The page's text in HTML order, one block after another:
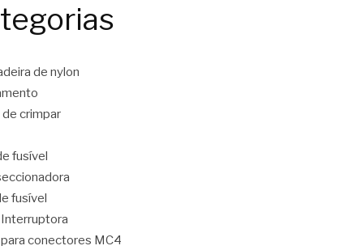
de nylon
crimpar
fusível
fusível
conectores MC4